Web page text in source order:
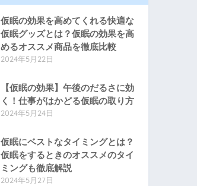
仮眠の効果を高めてくれる快適な
仮眠グッズとは？仮眠の効果を高
めるオススメ商品を徹底比較
2024年5月22日
【仮眠の効果】午後のだるさに効
く！仕事がはかどる仮眠の取り方
2024年5月24日
仮眠にベストなタイミングとは？
仮眠をするときのオススメのタイ
ミングも徹底解説
2024年5月27日